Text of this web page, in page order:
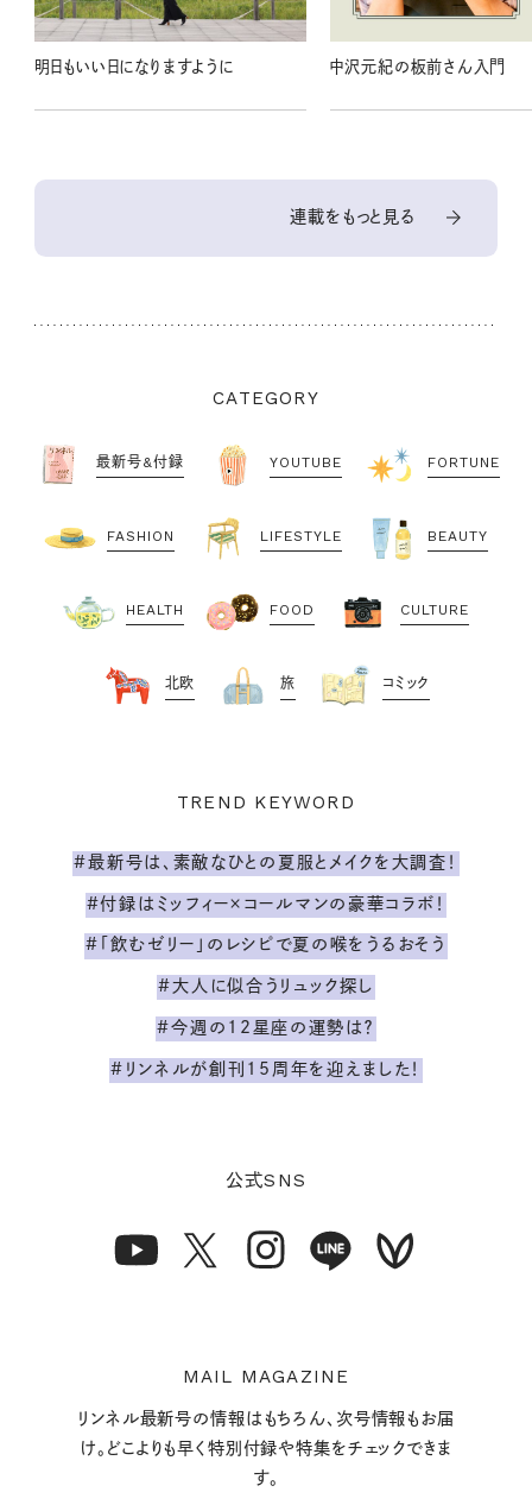
明日もいい日になりますように 中沢元紀の板前さん入門
連載をもっと見る
CATEGORY
最新号&付録 YOUTUBE FORTUNE
FASHION LIFESTYLE BEAUTY
HEALTH FOOD CULTURE
北欧 旅 コミック
TREND KEYWORD
#最新号は、素敵なひとの夏服とメイクを大調査！
#付録はミッフィー×コールマンの豪華コラボ！
#「飲むゼリー」のレシピで夏の喉をうるおそう
#大人に似合うリュック探し
#今週の12星座の運勢は？
#リンネルが創刊15周年を迎えました！
公式SNS
MAIL MAGAZINE
リンネル最新号の情報はもちろん、次号情報もお届
け。どこよりも早く特別付録や特集をチェックできま
す。